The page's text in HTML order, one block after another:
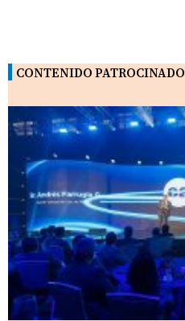
CONTENIDO PATROCINADO